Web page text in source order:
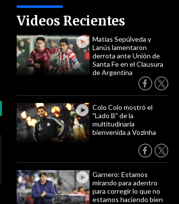
Videos Recientes
Matías Sepúlveda y
Lanús lamentaron
derrota ante Unión de
Santa Fe en el Clausura
de Argentina
Colo Colo mostró el
"Lado B" de la
multitudinaria
bienvenida a Vozinha
Garnero: Estamos
mirando para adentro
para corregir lo que no
estamos haciendo bien